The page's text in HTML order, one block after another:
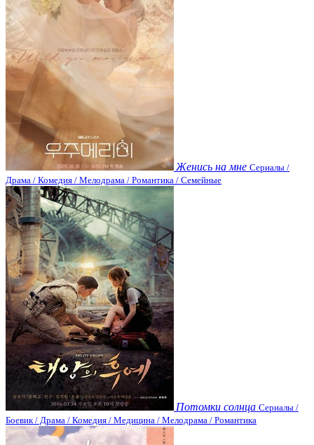
Женись на мне Сериалы /
Драма / Комедия / Мелодрама / Романтика / Семейные
Потомки солнца Сериалы /
Боевик / Драма / Комедия / Медицина / Мелодрама / Романтика